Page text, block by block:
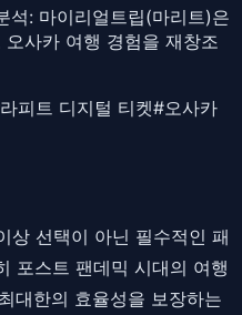
석: 마이리얼트립(마리트)은
사카 여행 경험을 재창조
라피트 디지털 티켓#오사카
상 선택이 아닌 필수적인 패
포스트 팬데믹 시대의 여행
대한의 효율성을 보장하는